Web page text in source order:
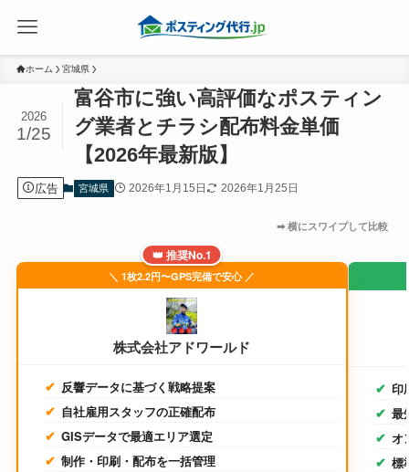
ホーム 宮城県
富谷市に強い高評価なポスティン
グ業者とチラシ配布料金単価
【2026年最新版】
2026
1/25
広告 宮城県 2026年1月15日 2026年1月25日
👑 推奨No.1
＼ 1枚2.2円〜GPS完備で安心 ／
株式会社アドワールド
反響データに基づく戦略提案
自社雇用スタッフの正確配布
GISデータで最適エリア選定
制作・印刷・配布を一括管理
印
最
オ
標